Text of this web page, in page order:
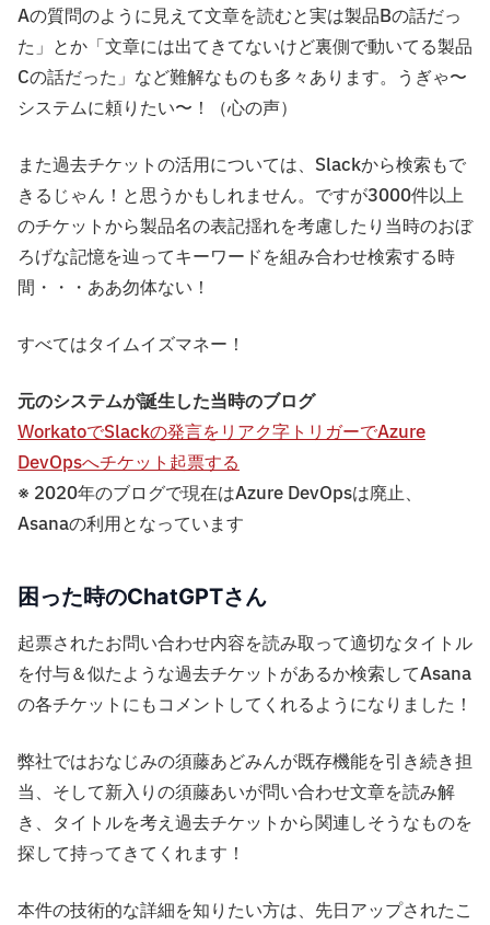
Aの質問のように見えて文章を読むと実は製品Bの話だっ
た」とか「文章には出てきてないけど裏側で動いてる製品
Cの話だった」など難解なものも多々あります。うぎゃ〜
システムに頼りたい〜！（心の声）
また過去チケットの活用については、Slackから検索もで
きるじゃん！と思うかもしれません。ですが3000件以上
のチケットから製品名の表記揺れを考慮したり当時のおぼ
ろげな記憶を辿ってキーワードを組み合わせ検索する時
間・・・ああ勿体ない！
すべてはタイムイズマネー！
元のシステムが誕生した当時のブログ
WorkatoでSlackの発言をリアク字トリガーでAzure
DevOpsへチケット起票する
※ 2020年のブログで現在はAzure DevOpsは廃止、
Asanaの利用となっています
困った時のChatGPTさん
起票されたお問い合わせ内容を読み取って適切なタイトル
を付与＆似たような過去チケットがあるか検索してAsana
の各チケットにもコメントしてくれるようになりました！
弊社ではおなじみの須藤あどみんが既存機能を引き続き担
当、そして新入りの須藤あいが問い合わせ文章を読み解
き、タイトルを考え過去チケットから関連しそうなものを
探して持ってきてくれます！
本件の技術的な詳細を知りたい方は、先日アップされたこ